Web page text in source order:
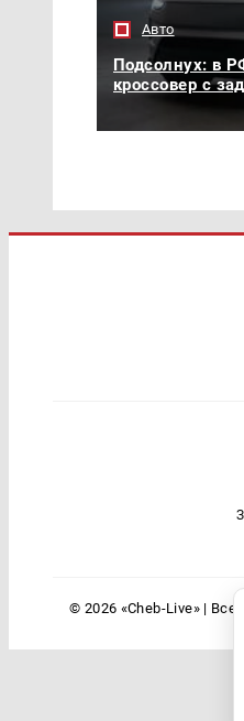
Авто
Подсолнух: в
кроссовер с
© 2026 «Cheb-Live» |